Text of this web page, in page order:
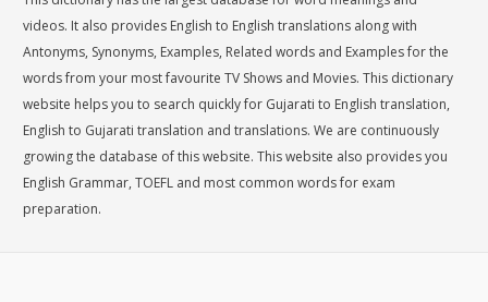
videos. It also provides English to English translations along with
Antonyms, Synonyms, Examples, Related words and Examples for the
words from your most favourite TV Shows and Movies. This dictionary
website helps you to search quickly for Gujarati to English translation,
English to Gujarati translation and translations. We are continuously
growing the database of this website. This website also provides you
English Grammar, TOEFL and most common words for exam
preparation.